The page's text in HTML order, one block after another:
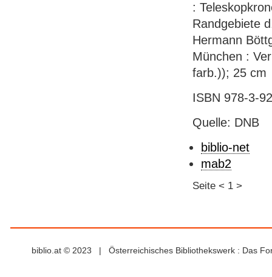
:
Randgebiete
Hermann
München :
farb.)); 25 cm
ISBN 978-3-
Quelle: DNB
biblio-net
mab2
Seite < 1 >
biblio.at © 2023 | Österreichisches Bibliothekswerk : Das